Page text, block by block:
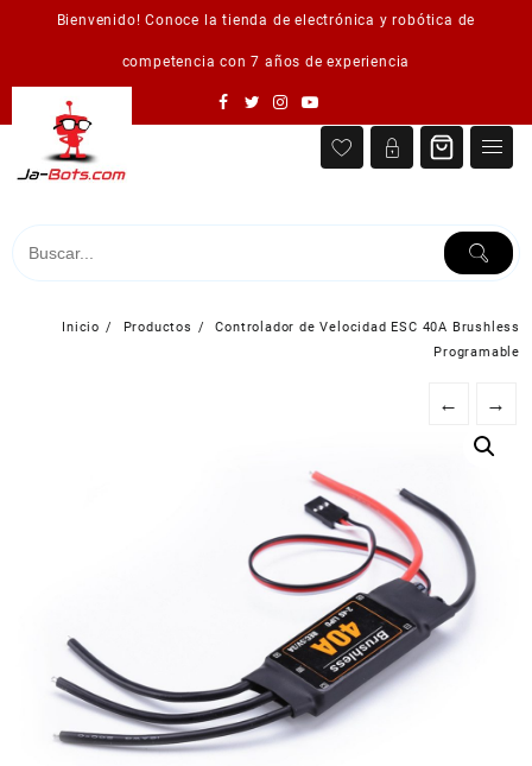
Bienvenido! Conoce la tienda de electrónica y robótica de
competencia con 7 años de experiencia
Inicio Productos
Controlador de Velocidad ESC 40A Brushless
Programable
← →